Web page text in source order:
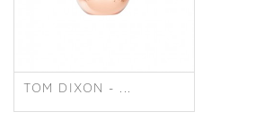
TOM DIXON - ...